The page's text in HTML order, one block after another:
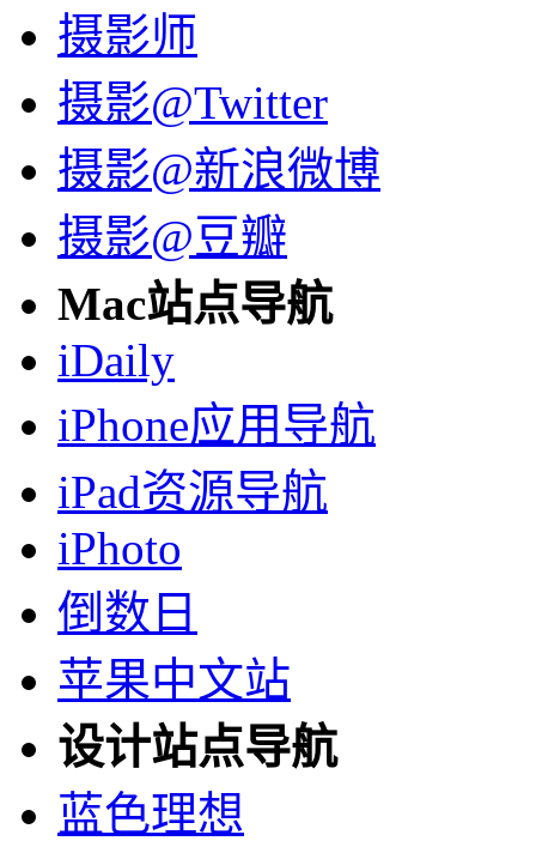
摄影师
摄影@Twitter
摄影@新浪微博
摄影@豆瓣
Mac站点导航
iDaily
iPhone应用导航
iPad资源导航
iPhoto
倒数日
苹果中文站
设计站点导航
蓝色理想